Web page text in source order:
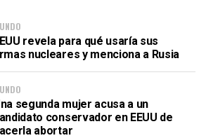
revela para qué usaría sus
nucleares y menciona a Rusia
segunda mujer acusa a un
conservador en EEUU de
abortar